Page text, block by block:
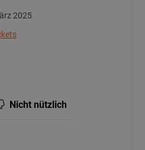
2025
Nicht nützlich